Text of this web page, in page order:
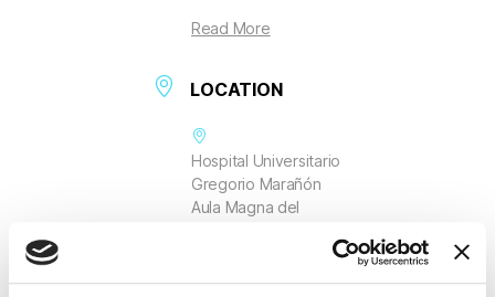
Read More
LOCATION
Hospital Universitario
Gregorio Marañón
Aula Magna del